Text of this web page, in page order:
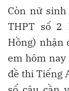
Còn nữ
THPT số 2
Hồng) nhận
em hôm
đề thi Tiếng